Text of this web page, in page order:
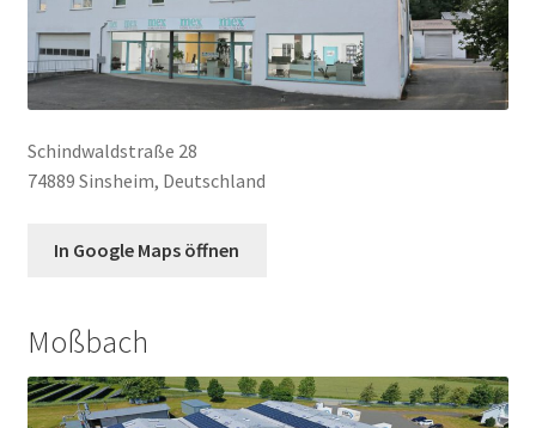
Schindwaldstraße 28
74889 Sinsheim, Deutschland
In Google Maps öffnen
Moßbach